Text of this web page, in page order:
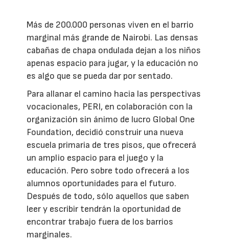
Más de 200.000 personas viven en el barrio
marginal más grande de Nairobi. Las densas
cabañas de chapa ondulada dejan a los niños
apenas espacio para jugar, y la educación no
es algo que se pueda dar por sentado.
Para allanar el camino hacia las perspectivas
vocacionales, PERI, en colaboración con la
organización sin ánimo de lucro Global One
Foundation, decidió construir una nueva
escuela primaria de tres pisos, que ofrecerá
un amplio espacio para el juego y la
educación. Pero sobre todo ofrecerá a los
alumnos oportunidades para el futuro.
Después de todo, sólo aquellos que saben
leer y escribir tendrán la oportunidad de
encontrar trabajo fuera de los barrios
marginales.